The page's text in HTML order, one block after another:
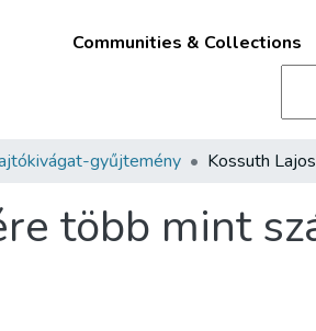
Communities & Collections
gyűjtemény
több mint